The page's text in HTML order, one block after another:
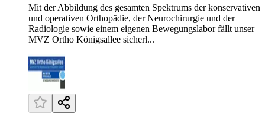
Mit der Abbildung des gesamten Spektrums der konservativen
und operativen Orthopädie, der Neurochirurgie und der
Radiologie sowie einem eigenen Bewegungslabor fällt unser
MVZ Ortho Königsallee sicherl...